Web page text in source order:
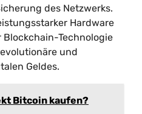
des Netzwerks.
Hardware
Technologie
und
Geldes.
Bitcoin kaufen?